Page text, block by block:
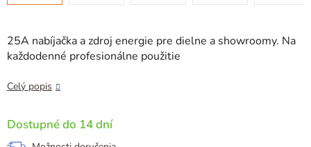
25A nabíjačka a zdroj energie pre dielne a showroomy. Na
každodenné profesionálne použitie
Celý popis
Dostupné do 14 dní